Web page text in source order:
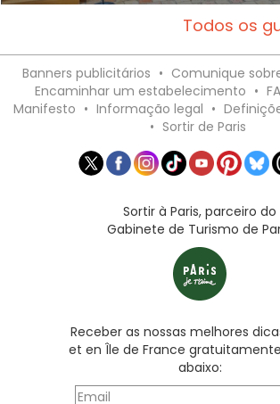
Todos os
Banners publicitários • Comunique
Encaminhar um estabelecimento •
Manifesto • Informação legal •
• Sortir de Paris
Sortir à Paris, parceiro do
Gabinete de Turismo de
Receber as nossas melhores
et en Île de France
abaixo: